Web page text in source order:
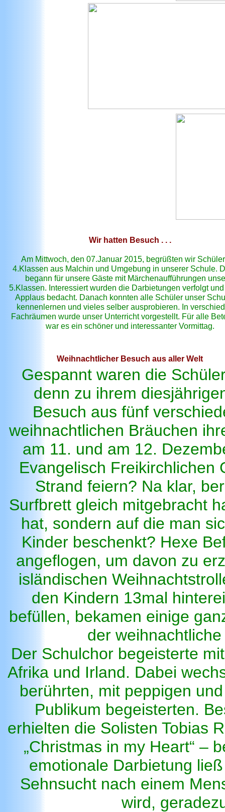
Wir hatten Besuch . . .
Am Mittwoch, den 07.Januar 2015, begrüßten wir
4.Klassen aus Malchin und Umgebung in unserer Schule.
begann für unsere Gäste mit Märchenaufführungen
5.Klassen. Interessiert wurden die Darbietungen verfolgt
Applaus bedacht. Danach konnten alle Schüler unser
kennenlernen und vieles selber ausprobieren. In
Fachräumen wurde unser Unterricht vorgestellt. Für alle
war es ein schöner und interessanter Vormittag.
Weihnachtlicher Besuch aus aller Welt
Gespannt waren die
denn zu ihrem
Besuch aus fünf
weihnachtlichen Bräuchen
am 11. und am 12.
Evangelisch Freikirchlichen
Strand feiern? Na klar,
Surfbrett gleich mitgebracht
hat, sondern auf die man
Kinder beschenkt? Hexe
angeflogen, um davon zu
isländischen
den Kindern 13mal
befüllen, bekamen einige
der
Der Schulchor begeisterte
Afrika und Irland. Dabei
berührten, mit peppigen
Publikum begeisterten.
erhielten die Solisten Tobias
„Christmas in my Heart“ –
emotionale Darbietung
Sehnsucht nach einem
wird,